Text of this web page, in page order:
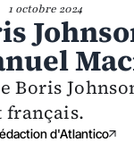
1 octobre 2024
français.
d'Atlantico